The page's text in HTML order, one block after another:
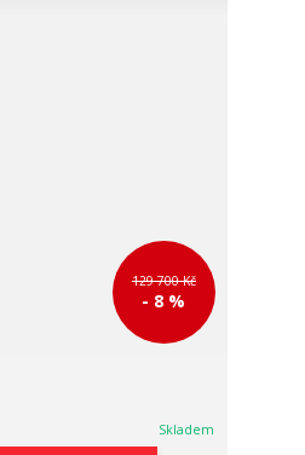
129 700 Kč
- 8 %
Skladem